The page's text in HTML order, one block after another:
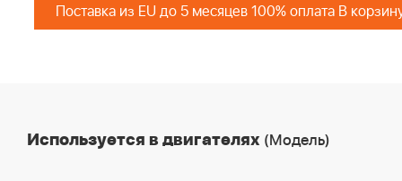
Поставка из EU до 5 месяцев 100% оплата В
Используется в двигателях (Модель)